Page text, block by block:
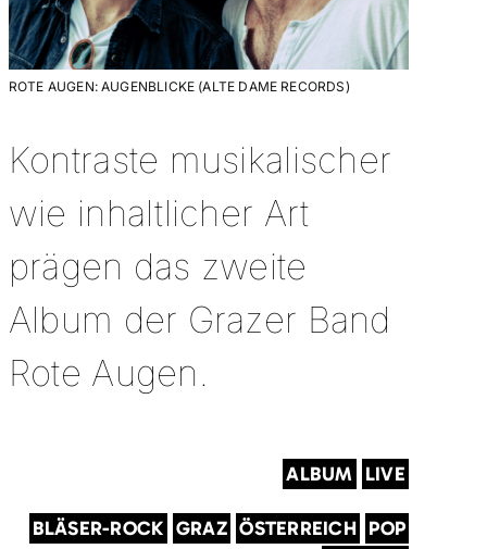
ROTE AUGEN: AUGENBLICKE (ALTE DAME RECORDS)
Kontraste musikalischer
wie inhaltlicher Art
prägen das zweite
Album der Grazer Band
Rote Augen.
ALBUM LIVE
BLÄSER-ROCK GRAZ ÖSTERREICH POP